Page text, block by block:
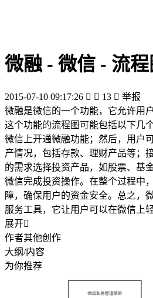
微融 - 微信 - 流程
2015-07-10 09:17:26   13  举报
微融是微信的一个功能，它允许用
这个功能的流程图可能包括以下几
微信上开通微融功能；然后，用户
产情况，包括存款、理财产品等；
的需求选择投资产品，如股票、基
微信完成投资操作。在整个过程中
障，确保用户的资金安全。总之，
服务工具，它让用户可以在微信上
展开
作者其他创作
大纲/内容
为你推荐